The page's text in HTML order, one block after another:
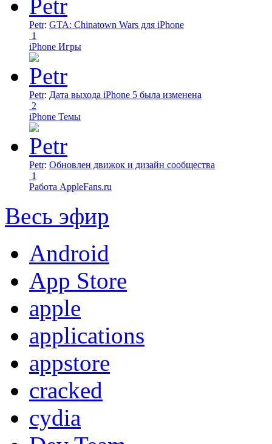
Petr: GTA: Chinatown Wars для iPhone
1
iPhone Игры
Petr: Дата выхода iPhone 5 была изменена
2
iPhone Темы
Petr: Обновлен движок и дизайн сообщества
1
Работа AppleFans.ru
Весь эфир
Android
App Store
apple
applications
appstore
cracked
cydia